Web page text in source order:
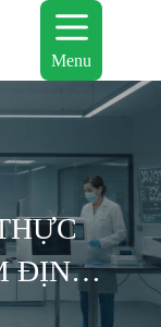
Menu
ĐỊNH
MÁY